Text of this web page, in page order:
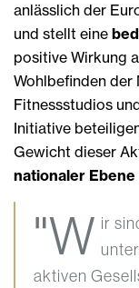
anlässlich der
und stellt eine
positive Wirkung
Wohlbefinden der
Fitnessstudios
Initiative
Gewicht dieser
nationaler
"W ir
aktiven